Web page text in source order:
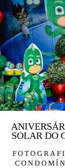
SOLAR DO